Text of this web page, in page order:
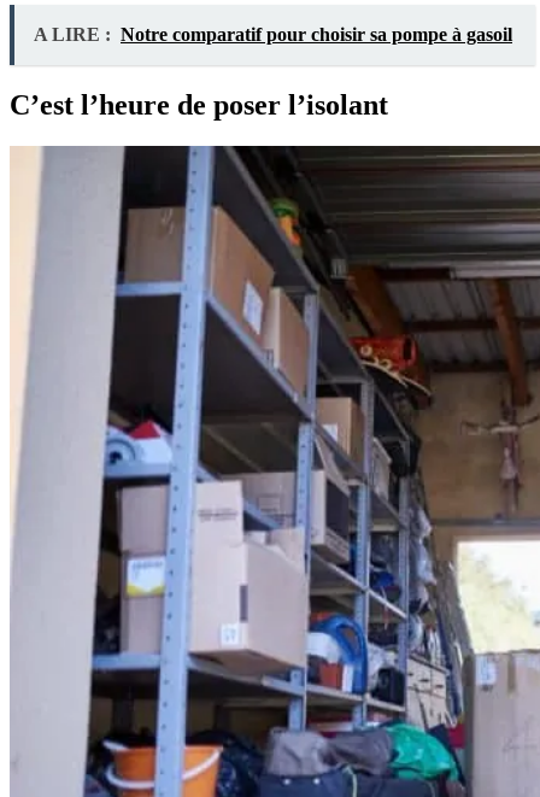
A LIRE : Notre comparatif pour choisir sa pompe à gasoil
C’est l’heure de poser l’isolant